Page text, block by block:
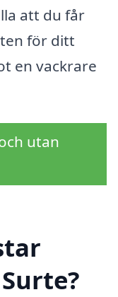
att du får
för ditt
en vackrare
utan